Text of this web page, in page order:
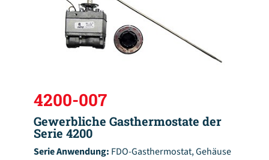
4200-007
Gewerbliche Gasthermostate der
Serie 4200
Serie Anwendung: FDO-Gasthermostat, Gehäuse